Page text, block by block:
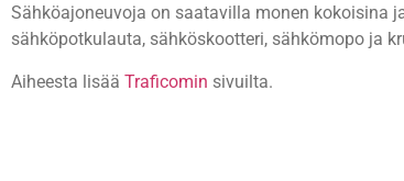
Sähköajoneuvoja on saatavilla monen kokoisina
sähköpotkulauta, sähköskootteri, sähkömopo ja
Aiheesta lisää Traficomin sivuilta.